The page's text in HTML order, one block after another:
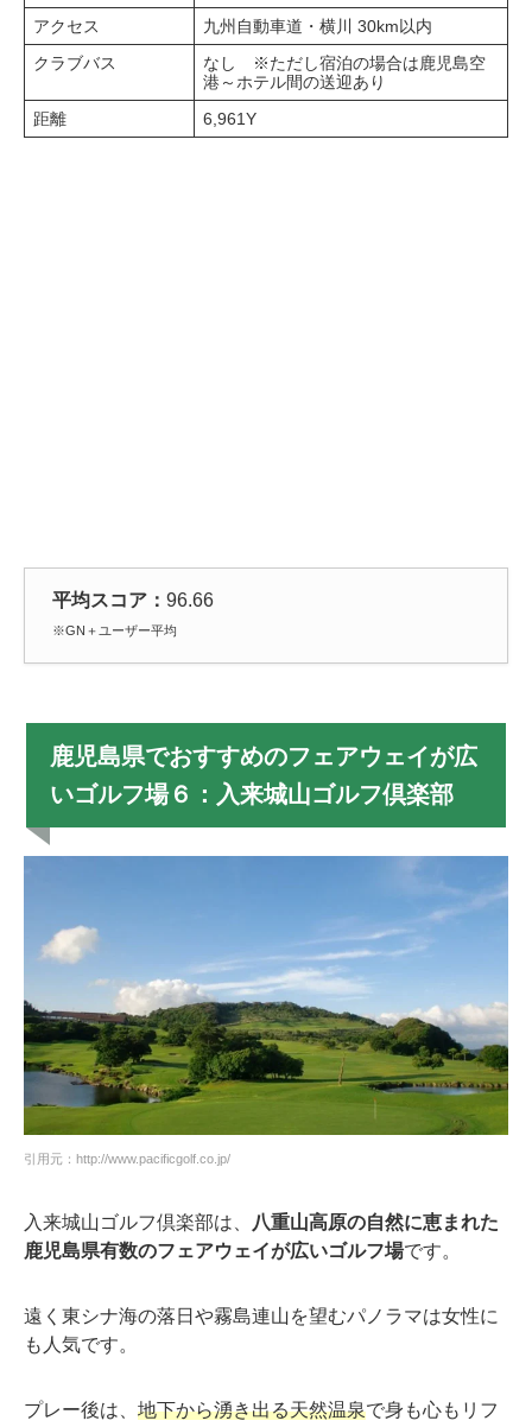
アクセス
九州自動車道・横川 30km以内
クラブバス
なし ※ただし宿泊の場合は鹿児島空
港～ホテル間の送迎あり
距離
6,961Y
平均スコア：96.66
※GN＋ユーザー平均
鹿児島県でおすすめのフェアウェイが広
いゴルフ場６：入来城山ゴルフ倶楽部
引用元：http://www.pacificgolf.co.jp/
入来城山ゴルフ倶楽部は、
八重山高原の自然に恵まれた
鹿児島県有数のフェアウェイが広いゴルフ場です。
遠く東シナ海の落日や霧島連山を望むパノラマは女性に
も人気です。
プレー後は、 地下から湧き出る天然温泉で身も心もリフ